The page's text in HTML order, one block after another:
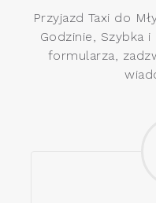
Przyjazd Taxi do
Godzinie, Szybka
formularza,